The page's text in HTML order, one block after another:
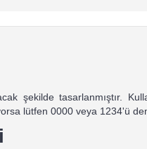
şekilde tasarlanmıştır.
lütfen 0000 veya 1234'ü